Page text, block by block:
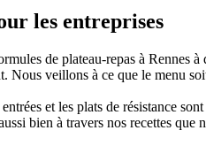
les entreprises
de plateau-repas à Rennes
veillons à ce que le menu
et les plats de résistance
bien à travers nos recettes que